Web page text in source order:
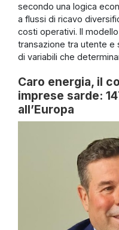
secondo una logica
a flussi di ricavo
costi operativi. Il
transazione tra utente e
di variabili che
Caro energia, il
imprese sarde:
all’Europa